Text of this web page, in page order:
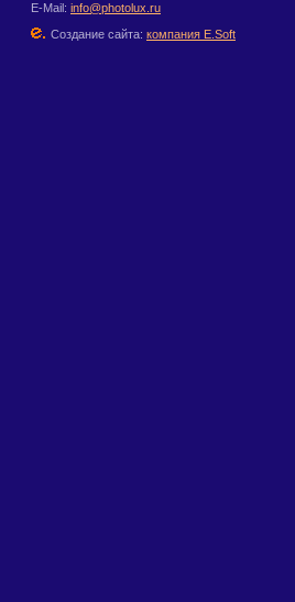
E-Mail: info@photolux.ru
Создание сайта: компания E.Soft